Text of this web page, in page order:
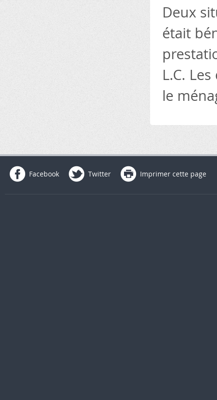
Deux
était
L.C.
le
Facebook Twitter Imprimer cette page